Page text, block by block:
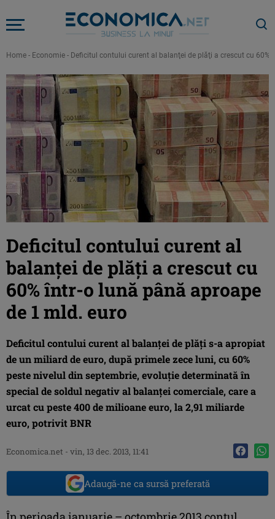
Home - Economie - Deficitul contului curent al balanţei de plăţi a crescut cu 60%
Deficitul contului curent al
balanţei de plăţi a crescut cu
60% într-o lună până aproape
de 1 mld. euro
Deficitul contului curent al balanţei de plăţi s-a apropiat
de un miliard de euro, după primele zece luni, cu 60%
peste nivelul din septembrie, evoluţie determinată în
special de soldul negativ al balanţei comerciale, care a
urcat cu peste 400 de milioane euro, la 2,91 miliarde
euro, potrivit BNR
Economica.net - vin, 13 dec. 2013, 11:41
Adaugă-ne ca sursă preferată